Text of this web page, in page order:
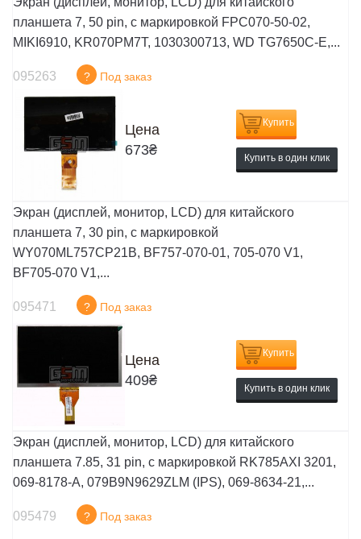
планшета 7, 50 pin, с маркировкой FPC070-50-02,
MIKI6910, KR070PM7T, 1030300713, WD TG7650C-E,...
095263 ? Под заказ
Цена
673₴
Купить
Купить в один клик
Экран (дисплей, монитор, LCD) для китайского
планшета 7, 30 pin, с маркировкой
WY070ML757CP21B, BF757-070-01, 705-070 V1,
BF705-070 V1,...
095471 ? Под заказ
Цена
409₴
Купить
Купить в один клик
Экран (дисплей, монитор, LCD) для китайского
планшета 7.85, 31 pin, с маркировкой RK785AXI 3201,
069-8178-A, 079B9N9629ZLM (IPS), 069-8634-21,...
095479 ? Под заказ